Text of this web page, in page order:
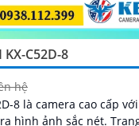
KX-C52D-8
hệ
8 là camera cao cấp
sắc nét. Trang bị công nghệ